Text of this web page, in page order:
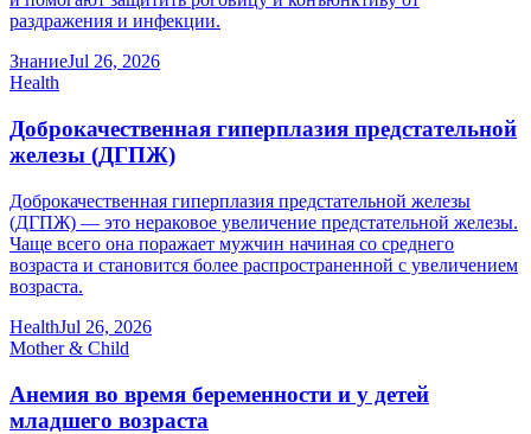
раздражения и инфекции.
ЗнаниеJul 26, 2026
Health
Доброкачественная гиперплазия предстательной
железы (ДГПЖ)
Доброкачественная гиперплазия предстательной железы
(ДГПЖ) — это нераковое увеличение предстательной железы.
Чаще всего она поражает мужчин начиная со среднего
возраста и становится более распространенной с увеличением
возраста.
HealthJul 26, 2026
Mother & Child
Анемия во время беременности и у детей
младшего возраста